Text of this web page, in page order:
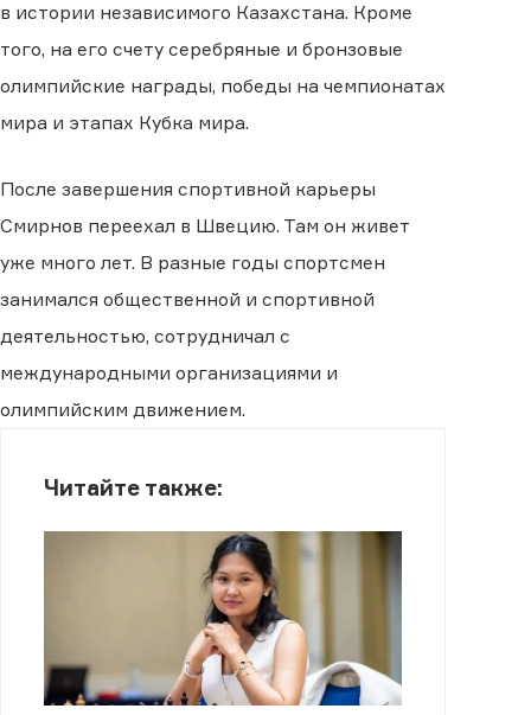
в истории независимого Казахстана. Кроме
того, на его счету серебряные и бронзовые
олимпийские награды, победы на чемпионатах
мира и этапах Кубка мира.
После завершения спортивной карьеры
Смирнов переехал в Швецию. Там он живет
уже много лет. В разные годы спортсмен
занимался общественной и спортивной
деятельностью, сотрудничал с
международными организациями и
олимпийским движением.
Читайте также: